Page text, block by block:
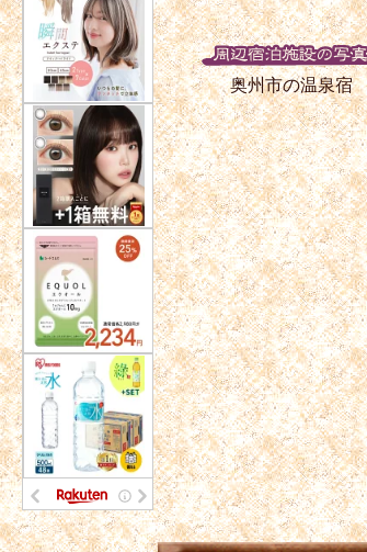
奥州市の温泉宿